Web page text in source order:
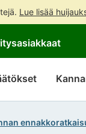
Lue lisää